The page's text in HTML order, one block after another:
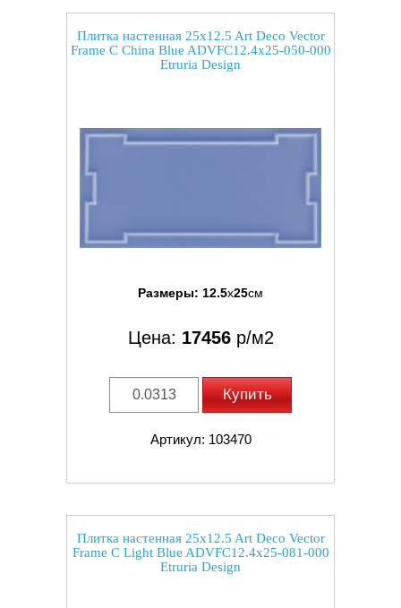
Плитка настенная 25x12.5 Art Deco Vector
Frame C China Blue ADVFC12.4x25-050-000
Etruria Design
Размеры: 12.5x25см
Цена: 17456р/м2
Купить
Артикул: 103470
Плитка настенная 25x12.5 Art Deco Vector
Frame C Light Blue ADVFC12.4x25-081-000
Etruria Design